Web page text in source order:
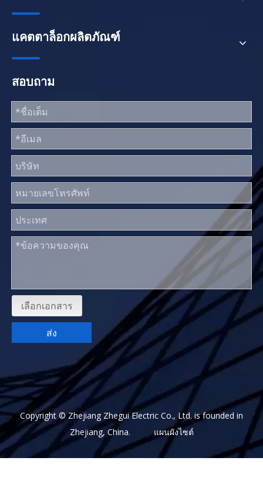
แคตตาล็อกผลิตภัณฑ์
สอบถาม
เลือกเอกสาร
ส่ง
Copyright © Zhejiang Zhegui Electric Co., Ltd. is founded in
Zhejiang, China.แผนผังไซต์